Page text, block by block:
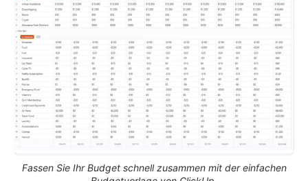
Fassen Sie Ihr Budget schnell zusammen mit der einfachen